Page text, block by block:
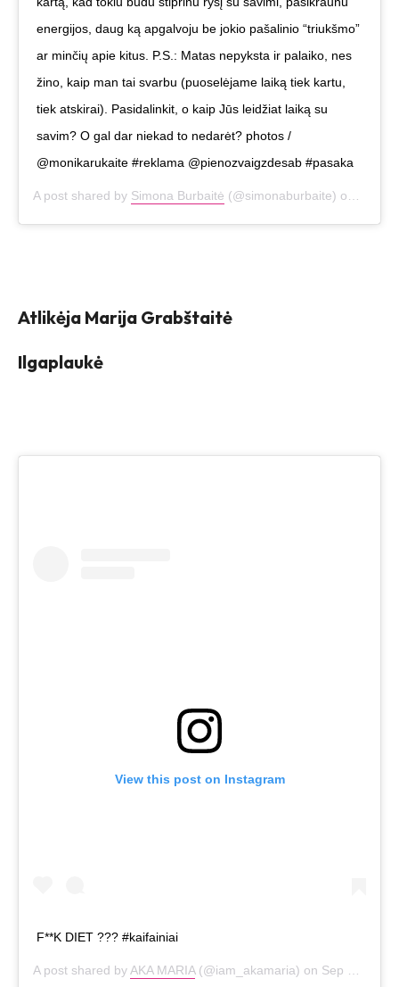
energijos, daug ką apgalvoju be jokio pašalinio “triukšmo”
ar minčių apie kitus. P.S.: Matas nepyksta ir palaiko, nes
žino, kaip man tai svarbu (puoselėjame laiką tiek kartu,
tiek atskirai). Pasidalinkit, o kaip Jūs leidžiat laiką su
savim? O gal dar niekad to nedarėt? photos /
@monikarukaite #reklama @pienozvaigzdesab #pasaka
A post shared by Simona Burbaitė (@simonaburbaite) on
Atlikėja Marija Grabštaitė
Ilgaplaukė
View this post on Instagram
F**K DIET ??? #kaifainiai
A post shared by AKA MARIA(@iam_akamaria) on Sep 5, 2019 at 1:50am PDT